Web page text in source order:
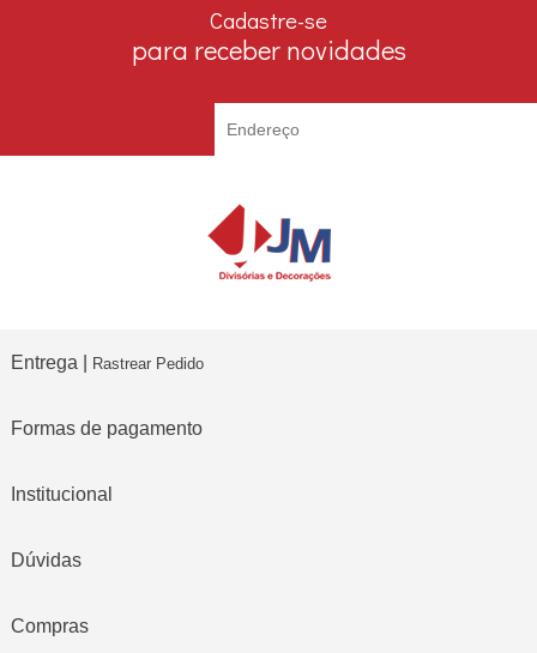
Cadastre-se
para receber novidades
Entrega | Rastrear Pedido
Formas de pagamento
Institucional
Dúvidas
Compras